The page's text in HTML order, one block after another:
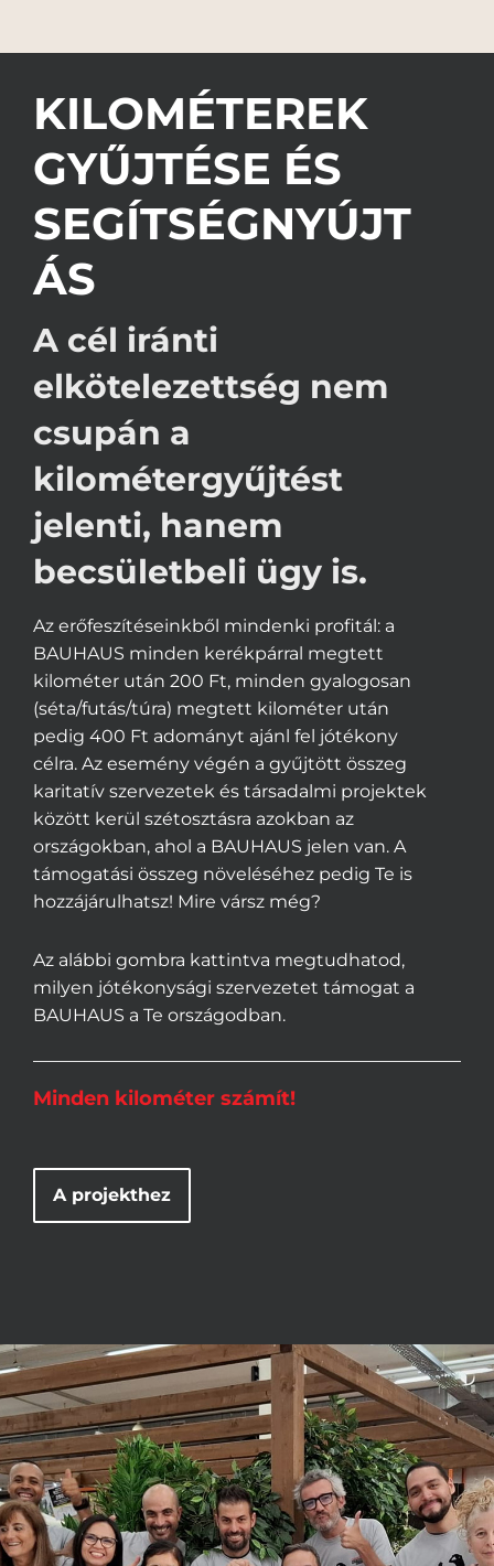
KILOMÉTEREK
GYŰJTÉSE ÉS
SEGÍTSÉGNYÚJT
ÁS
A cél iránti
elkötelezettség nem
csupán a
kilométergyűjtést
jelenti, hanem
becsületbeli ügy is.
Az erőfeszítéseinkből mindenki profitál: a
BAUHAUS minden kerékpárral megtett
kilométer után 200 Ft, minden gyalogosan
(séta/futás/túra) megtett kilométer után
pedig 400 Ft adományt ajánl fel jótékony
célra. Az esemény végén a gyűjtött összeg
karitatív szervezetek és társadalmi projektek
között kerül szétosztásra azokban az
országokban, ahol a BAUHAUS jelen van. A
támogatási összeg növeléséhez pedig Te is
hozzájárulhatsz! Mire vársz még?
Az alábbi gombra kattintva megtudhatod,
milyen jótékonysági szervezetet támogat a
BAUHAUS a Te országodban.
Minden kilométer számít!
A projekthez